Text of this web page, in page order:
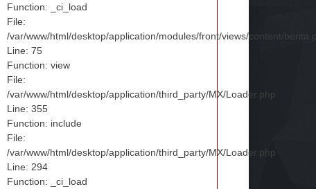
Function: _ci_load
File:
/var/www/html/desktop/application/modules/front/views/content/
Line: 75
Function: view
File:
/var/www/html/desktop/application/third_party/MX/Loader.php
Line: 355
Function: include
File:
/var/www/html/desktop/application/third_party/MX/Loader.php
Line: 294
Function: _ci_load